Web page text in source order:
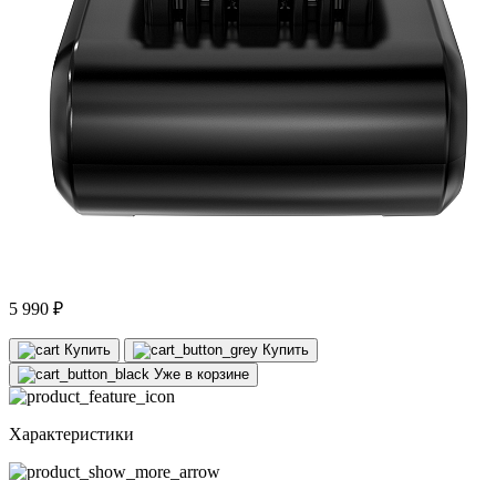
5 990 ₽
Купить
Купить
Уже в корзине
Характеристики